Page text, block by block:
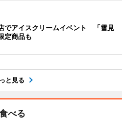
でアイスクリームイベント 「雪見
定商品も
と見る
べる